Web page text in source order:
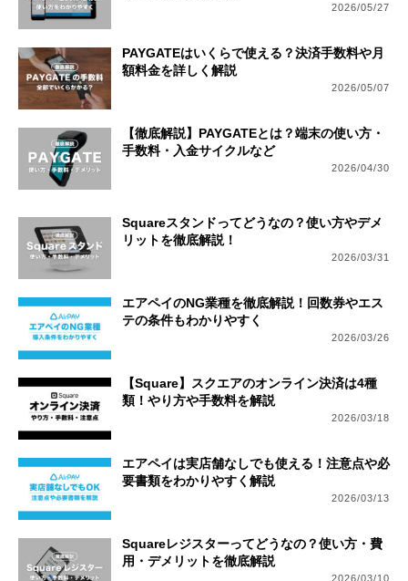
2026/05/27
PAYGATEはいくらで使える？決済手数料や月
額料金を詳しく解説
2026/05/07
【徹底解説】PAYGATEとは？端末の使い方・
手数料・入金サイクルなど
2026/04/30
Squareスタンドってどうなの？使い方やデメ
リットを徹底解説！
2026/03/31
エアペイのNG業種を徹底解説！回数券やエス
テの条件もわかりやすく
2026/03/26
【Square】スクエアのオンライン決済は4種
類！やり方や手数料を解説
2026/03/18
エアペイは実店舗なしでも使える！注意点や必
要書類をわかりやすく解説
2026/03/13
Squareレジスターってどうなの？使い方・費
用・デメリットを徹底解説
2026/03/10